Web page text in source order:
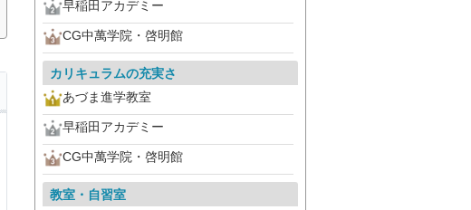
早稲田アカデミー
CG中萬学院・啓明館
カリキュラムの充実さ
あづま進学教室
早稲田アカデミー
CG中萬学院・啓明館
教室・自習室